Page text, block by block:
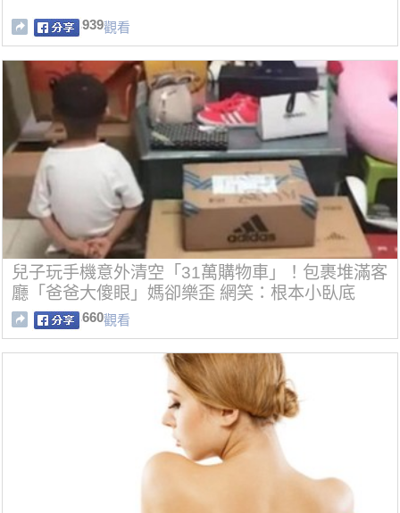
939觀看
兒子玩手機意外清空「31萬購物車」！包裹堆滿客
廳「爸爸大傻眼」媽卻樂歪 網笑：根本小臥底
660觀看